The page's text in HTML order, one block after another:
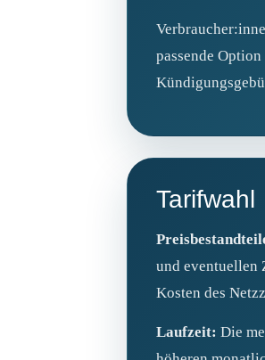
passende
Tarifwahl
und eventuellen
Kosten des
Laufzeit: Die